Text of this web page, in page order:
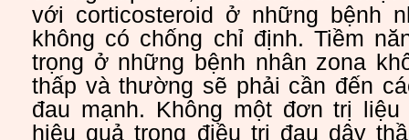
với corticosteroid ở những bệnh
không có chống chỉ định. Tiềm
trọng ở những bệnh nhân zona
thấp và thường sẽ phải cần đến
đau mạnh. Không một đơn trị
hiệu quả trong điều trị đau dây